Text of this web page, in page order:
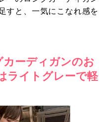
すと、一気にこなれ感を
ーディガンのお
ライトグレーで軽